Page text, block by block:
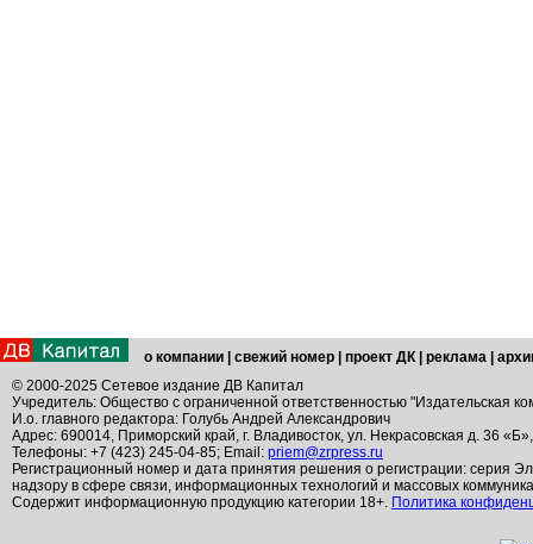
о компании свежий номер проект ДК реклама
© 2000-2025 Сетевое издание ДВ Капитал
Учредитель: Общество с ограниченной ответственностью "Издательская
И.о. главного редактора: Голубь Андрей Александрович
Адрес: 690014, Приморский край, г. Владивосток, ул. Некрасовская д. 36
Телефоны: +7 (423) 245-04-85; Email: priem@zrpress.ru
Регистрационный номер и дата принятия решения о регистрации: серия
надзору в сфере связи, информационных технологий и массовых
Содержит информационную продукцию категории 18+. Политика